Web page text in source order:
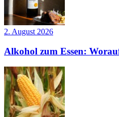
2. August 2026
Alkohol zum Essen: